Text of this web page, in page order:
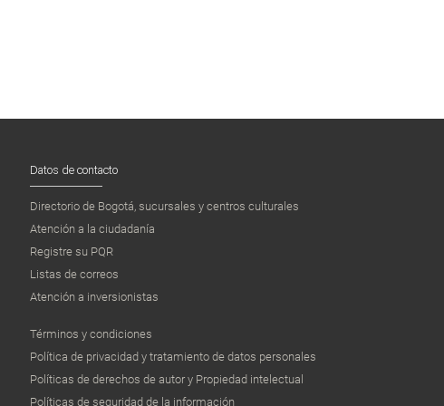
Datos de contacto
Directorio de Bogotá, sucursales y centros culturales
Atención a la ciudadanía
Registre su PQR
Listas de correos
Atención a inversionistas
Términos y condiciones
Política de privacidad y tratamiento de datos personales
Políticas de derechos de autor y Propiedad intelectual
Políticas de seguridad de la información